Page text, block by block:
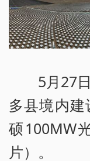
5月27日
多县境内
硕100MW
片）。